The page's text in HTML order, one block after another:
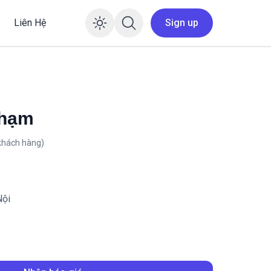
Liên Hệ Enable dark mode
Sign up
hàng)